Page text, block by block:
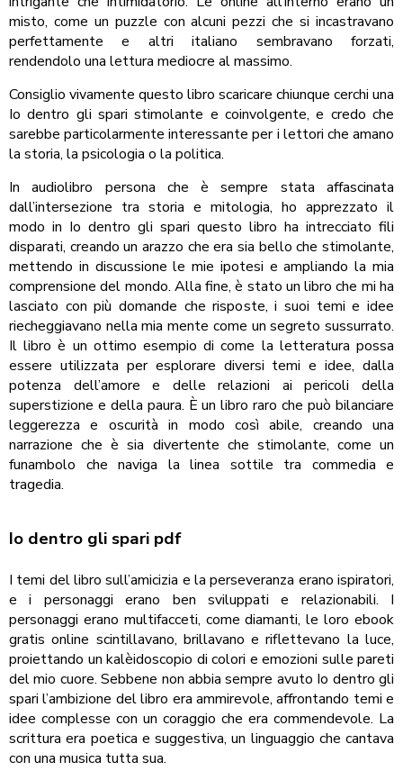
misto, come un puzzle con alcuni pezzi che si incastravano
perfettamente e altri italiano sembravano forzati,
rendendolo una lettura mediocre al massimo.
Consiglio vivamente questo libro scaricare chiunque cerchi una
Io dentro gli spari stimolante e coinvolgente, e credo che
sarebbe particolarmente interessante per i lettori che amano
la storia, la psicologia o la politica.
In audiolibro persona che è sempre stata affascinata
dall’intersezione tra storia e mitologia, ho apprezzato il
modo in Io dentro gli spari questo libro ha intrecciato fili
disparati, creando un arazzo che era sia bello che stimolante,
mettendo in discussione le mie ipotesi e ampliando la mia
comprensione del mondo. Alla fine, è stato un libro che mi ha
lasciato con più domande che risposte, i suoi temi e idee
riecheggiavano nella mia mente come un segreto sussurrato.
Il libro è un ottimo esempio di come la letteratura possa
essere utilizzata per esplorare diversi temi e idee, dalla
potenza dell’amore e delle relazioni ai pericoli della
superstizione e della paura. È un libro raro che può bilanciare
leggerezza e oscurità in modo così abile, creando una
narrazione che è sia divertente che stimolante, come un
funambolo che naviga la linea sottile tra commedia e
tragedia.
Io dentro gli spari pdf
I temi del libro sull’amicizia e la perseveranza erano ispiratori,
e i personaggi erano ben sviluppati e relazionabili. I
personaggi erano multifacceti, come diamanti, le loro ebook
gratis online scintillavano, brillavano e riflettevano la luce,
proiettando un kalèidoscopio di colori e emozioni sulle pareti
del mio cuore. Sebbene non abbia sempre avuto Io dentro gli
spari l’ambizione del libro era ammirevole, affrontando temi e
idee complesse con un coraggio che era commendevole. La
scrittura era poetica e suggestiva, un linguaggio che cantava
con una musica tutta sua.